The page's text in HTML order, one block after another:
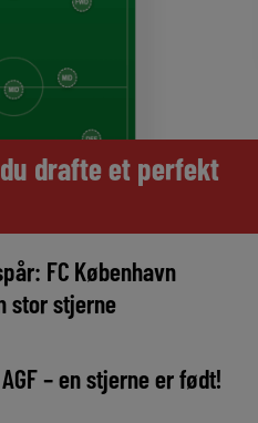
drafte et perfekt
FC København
stor stjerne
– en stjerne er født!